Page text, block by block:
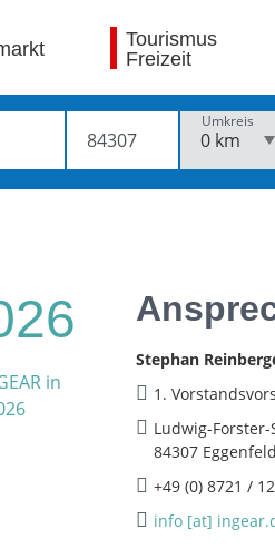
Tourismus
Freizeit
Umkreis
Stephan
1.
Ludwig-
84307
+49 (0) 8721 /
info [at]